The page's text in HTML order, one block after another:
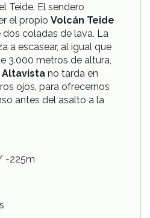
Teide. El sendero
el propio Volcán Teide
coladas de lava. La
a escasear, al igual que
3.000 metros de altura,
no tarda en
ojos, para ofrecernos
antes del asalto a la
-225m